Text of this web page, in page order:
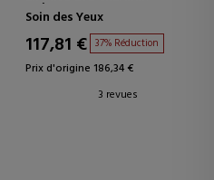
CRÈME CONTOUR DES YEUX
EFFET LIFTANT
Soin des Yeux
117,81 € 37% Réduction
Prix d'origine 186,34 €
3 revues